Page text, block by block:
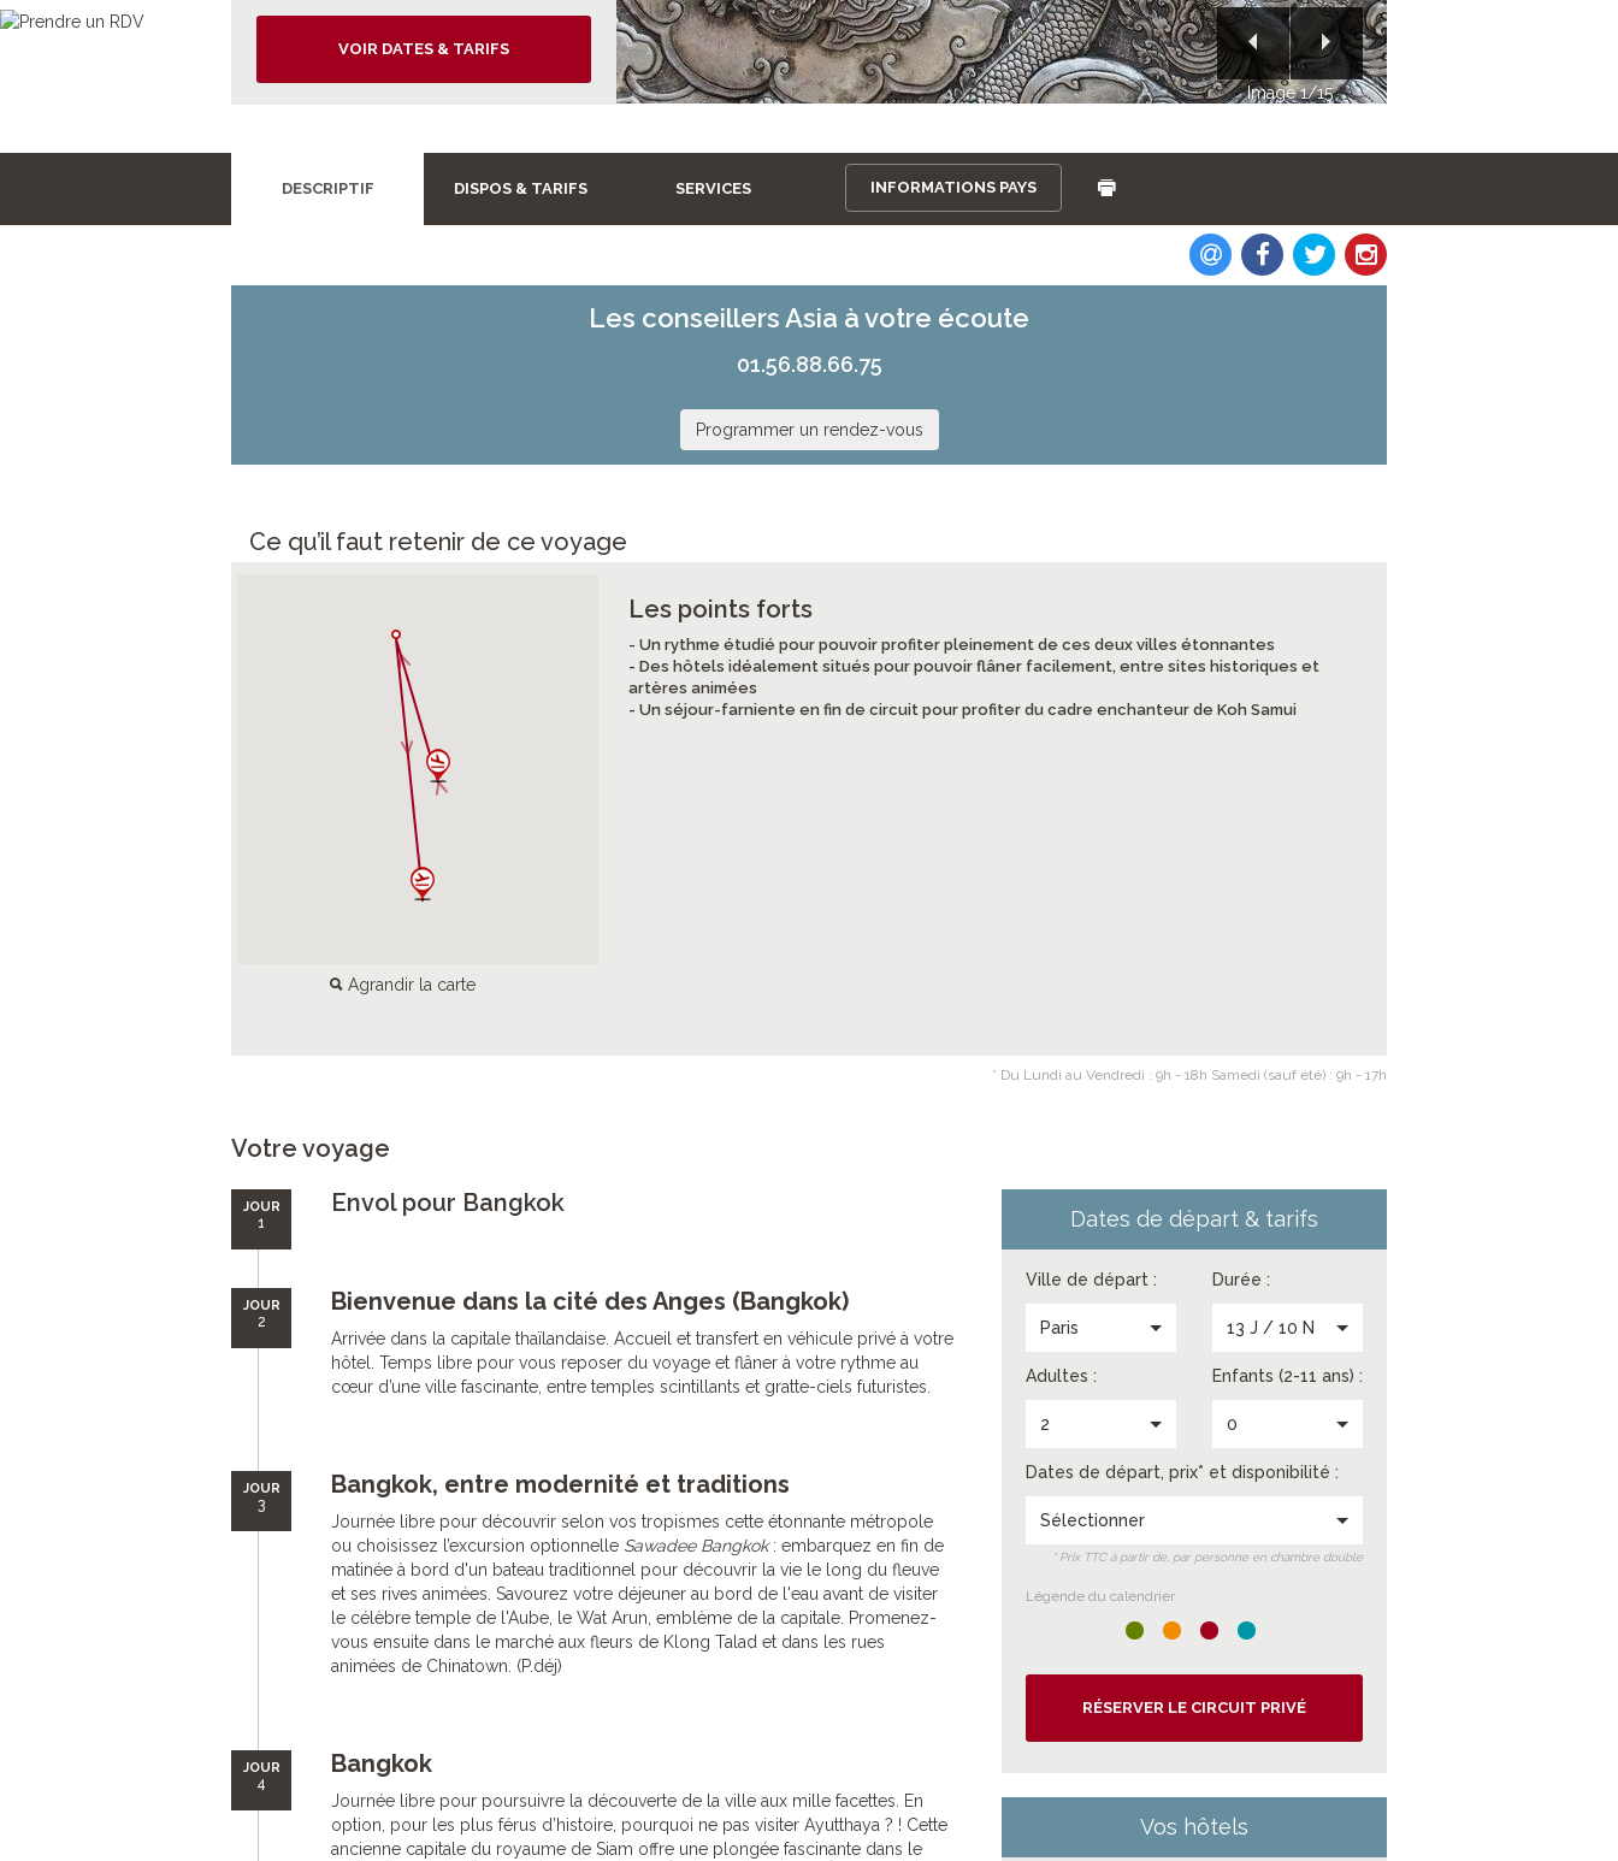
Image 2/15
VOIR DATES & TARIFS
DESCRIPTIF DISPOS & TARIFS SERVICES INFORMATIONS PAYS
Les conseillers Asia à votre écoute
01.56.88.66.75
Programmer un rendez-vous
Ce qu’il faut retenir de ce voyage
Agrandir la carte
Les points forts
- Un rythme étudié pour pouvoir profiter pleinement de ces deux villes étonnantes
- Des hôtels idéalement situés pour pouvoir flâner facilement, entre sites historiques et
artères animées
- Un séjour-farniente en fin de circuit pour profiter du cadre enchanteur de Koh Samui
* Du Lundi au Vendredi : 9h - 18h Samedi (sauf été) : 9h - 17h
Votre voyage
JOUR
1
Envol pour Bangkok
JOUR
2
Bienvenue dans la cité des Anges (Bangkok)
Arrivée dans la capitale thaïlandaise. Accueil et transfert en véhicule privé à votre
hôtel. Temps libre pour vous reposer du voyage et flâner à votre rythme au
cœur d’une ville fascinante, entre temples scintillants et gratte-ciels futuristes.
JOUR
3
Bangkok, entre modernité et traditions
Journée libre pour découvrir selon vos tropismes cette étonnante métropole
ou choisissez l’excursion optionnelle Sawadee Bangkok: embarquez en fin de
matinée à bord d'un bateau traditionnel pour découvrir la vie le long du fleuve
et ses rives animées. Savourez votre déjeuner au bord de l'eau avant de visiter
le célèbre temple de l'Aube, le Wat Arun, emblème de la capitale. Promenez-
vous ensuite dans le marché aux fleurs de Klong Talad et dans les rues
animées de Chinatown. (P.déj)
JOUR
4
Bangkok
Journée libre pour poursuivre la découverte de la ville aux mille facettes. En
option, pour les plus férus d’histoire, pourquoi ne pas visiter Ayutthaya ? ! Cette
ancienne capitale du royaume de Siam offre une plongée fascinante dans le
Dates de départ & tarifs
Ville de départ :
Paris
Durée :
13 J / 10 N
Adultes :
2
Enfants (2-11 ans) :
0
Dates de départ, prix* et disponibilité :
Sélectionner
* Prix TTC à partir de, par personne en chambre double
Légende du calendrier
RÉSERVER LE CIRCUIT PRIVÉ
Vos hôtels